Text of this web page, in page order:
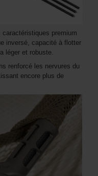
premium
inversé, capacité à flotter
léger et robuste.
renforcé les nervures du
encore plus de